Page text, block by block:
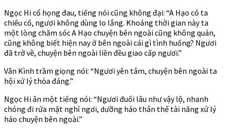
Ngọc Hi cổ họng đau, tiếng nói cũng không đại: “A Hạo có ta
chiếu cố, ngươi không dùng lo lắng. Khoảng thời gian này ta
một lòng chăm sóc A Hạo chuyện bên ngoài cũng không quản,
cũng không biết hiện nay ở bên ngoài cái gì tình huống? Ngươi
đã trở về, chuyện bên ngoài liền đều giao cấp ngươi.”
Vân Kình trầm giọng nói: “Ngươi yên tâm, chuyện bên ngoài ta
hội xử lý thỏa đáng.”
Ngọc Hi ân một tiếng nói: “Ngươi đuổi lâu như vậy lộ, nhanh
chóng đi rửa mặt nghỉ ngơi, dưỡng hảo thân thể tài năng xử lý
hảo chuyện bên ngoài.”